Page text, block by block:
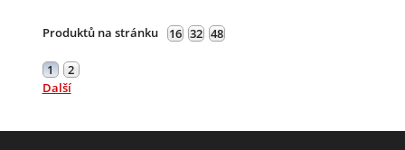
Produktů na stránku 16 32 48
1
2
Další